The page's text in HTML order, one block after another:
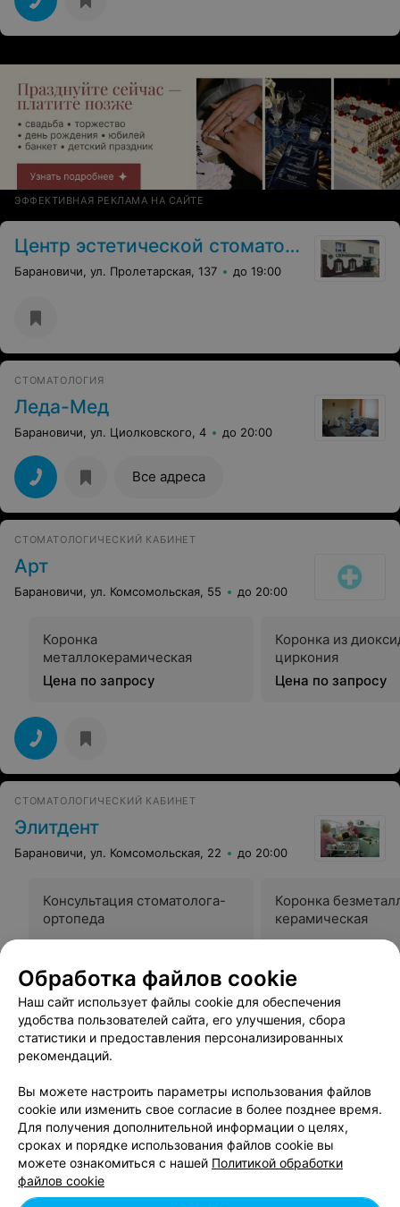
ЭФФЕКТИВНАЯ РЕКЛАМА НА САЙТЕ
Центр эстетической стоматологии
Барановичи, ул. Пролетарская, 137 до 19:00
СТОМАТОЛОГИЯ
Леда-Мед
Барановичи, ул. Циолковского, 4 до 20:00
Все адреса
СТОМАТОЛОГИЧЕСКИЙ КАБИНЕТ
Арт
Барановичи, ул. Комсомольская, 55 до 20:00
Коронка
металлокерамическая
Цена по запросу
Коронка из
циркония
Цена по запросу
СТОМАТОЛОГИЧЕСКИЙ КАБИНЕТ
Элитдент
Барановичи, ул. Комсомольская, 22 до 20:00
Консультация стоматолога-
ортопеда
Коронка
керамическая
Все адреса
Стоматология здоровья и красоты
Барановичи, ул. Брестская, 110 до 20:00
Бгсп
Барановичи, ул. Мицкевича, 11
Обработка файлов cookie
Наш сайт использует файлы cookie для обеспечения
удобства пользователей сайта, его улучшения, сбора
статистики и предоставления персонализированных
рекомендаций.
Вы можете настроить параметры использования файлов
cookie или изменить свое согласие в более позднее время.
Для получения дополнительной информации о целях,
сроках и порядке использования файлов cookie вы
можете ознакомиться с нашей Политикой обработки
файлов cookie